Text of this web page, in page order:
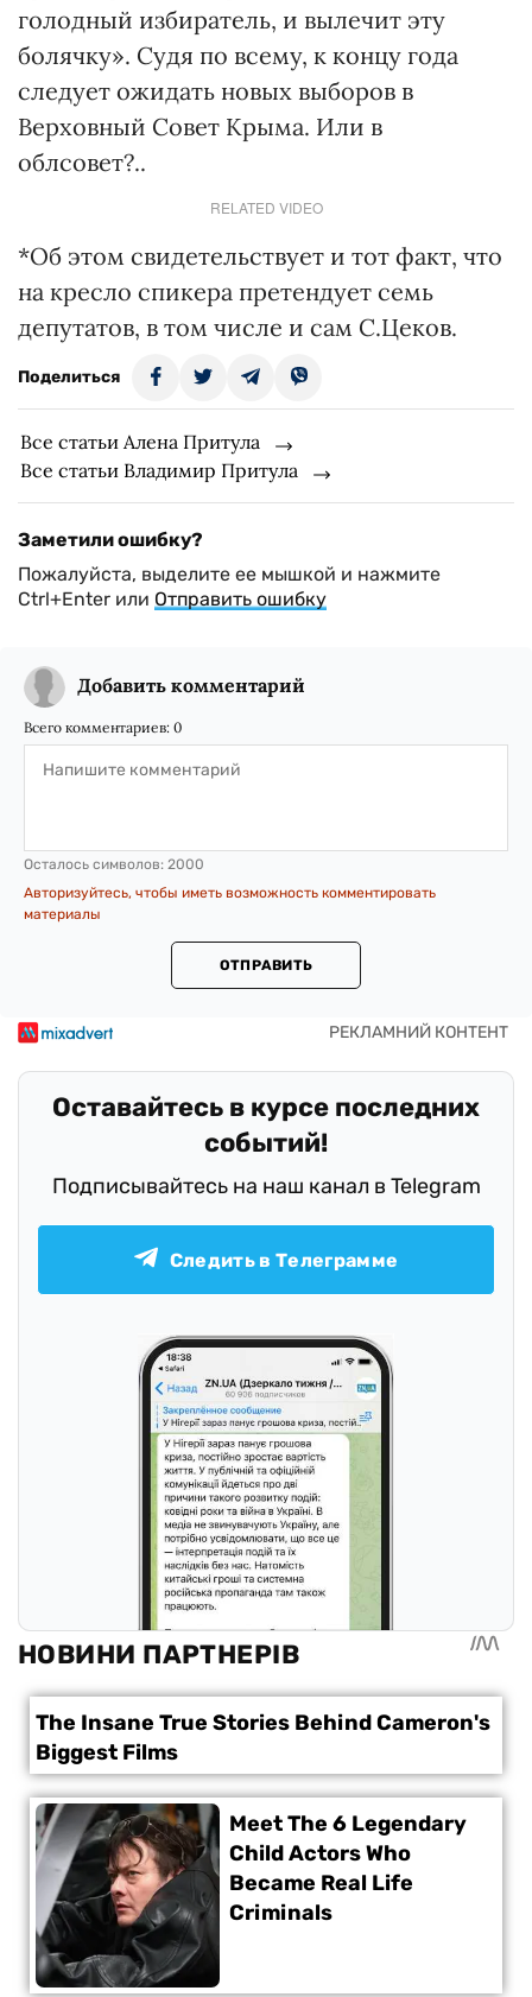
голодный избиратель, и вылечит эту
болячку». Судя по всему, к концу года
следует ожидать новых выборов в
Верховный Совет Крыма. Или в
облсовет?..
RELATED VIDEO
*Об этом свидетельствует и тот факт, что
на кресло спикера претендует семь
депутатов, в том числе и сам С.Цеков.
Поделиться
Все статьи Алена Притула
Все статьи Владимир Притула
Заметили ошибку?
Пожалуйста, выделите ее мышкой и нажмите
Ctrl+Enter или Отправить ошибку
Добавить комментарий
Всего комментариев: 0
Осталось символов: 2000
Авторизуйтесь, чтобы иметь возможность комментировать
материалы
ОТПРАВИТЬ
Оставайтесь в курсе последних
событий!
Подписывайтесь на наш канал в Telegram
Следить в Телеграмме